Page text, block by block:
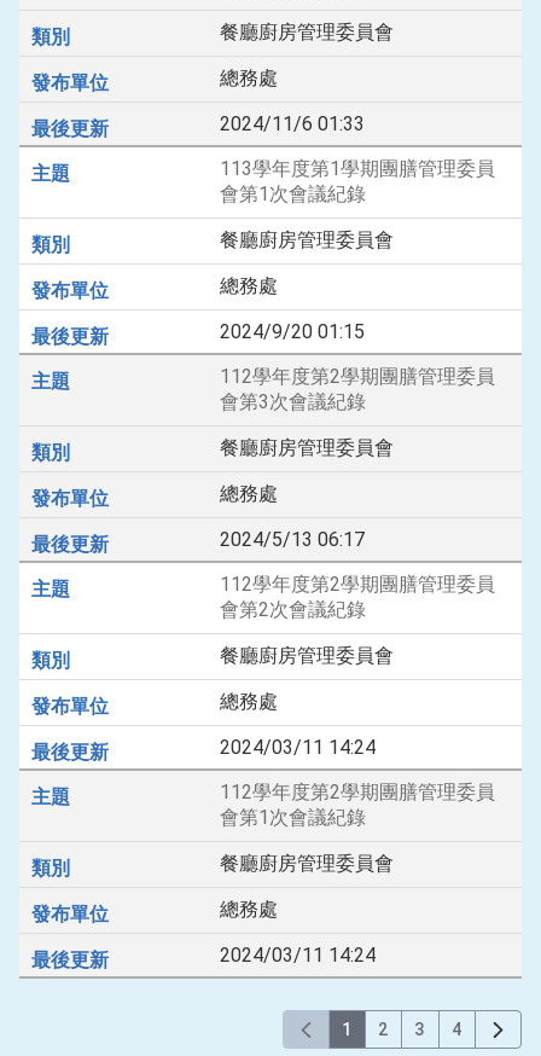
餐廳廚房管理委員會
總務處
2024/11/6 01:33
113學年度第1學期團膳管理委員
會第1次會議紀錄
餐廳廚房管理委員會
總務處
2024/9/20 01:15
112學年度第2學期團膳管理委員
會第3次會議紀錄
餐廳廚房管理委員會
總務處
2024/5/13 06:17
112學年度第2學期團膳管理委員
會第2次會議紀錄
餐廳廚房管理委員會
總務處
2024/03/11 14:24
112學年度第2學期團膳管理委員
會第1次會議紀錄
餐廳廚房管理委員會
總務處
2024/03/11 14:24
1 2 3 4